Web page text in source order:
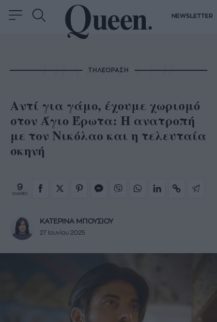
NEWSLETTER
ΤΗΛΕΟΡΑΣΗ
Αντί για γάμο, έχουμε χωρισμό
στον Άγιο Έρωτα: Η ανατροπή
με τον Νικόλαο και η τελευταία
σκηνή
9
SHARES
ΚΑΤΕΡΙΝΑ ΜΠΟΥΣΙΟΥ
27 Ιουνίου 2025